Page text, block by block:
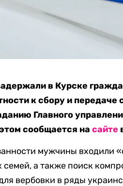
в Курске
к сбору и передаче
Главного
сообщается насайте
мужчины входили
семей, а также поиск
вербовки в ряды